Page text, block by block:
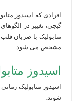
افرادی که اسیدوز
گیجی، تغییر در
متابولیک با ضربان
مشخص می شود.
اسیدوز
اسیدوز متابولیک
شوند.